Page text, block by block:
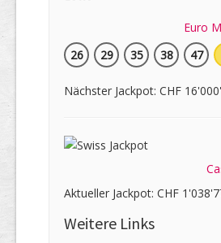
Euro
26
29 35 38 47
Nächster Jackpot: CHF
Aktueller Jackpot: CHF
Weitere Links